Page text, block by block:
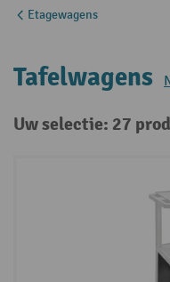
Etagewagens
Tafelwagens
Uw selectie: 27